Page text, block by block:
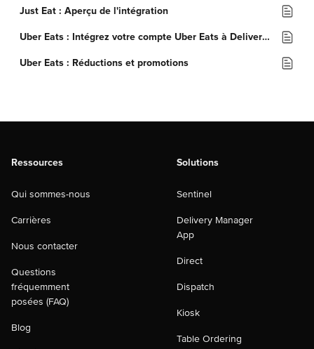
Just Eat : Aperçu de l'intégration
Uber Eats : Intégrez votre compte Uber Eats à Deliverect
Uber Eats : Réductions et promotions
Ressources
Qui sommes-nous
Carrières
Nous contacter
Questions
fréquemment
posées (FAQ)
Blog
Solutions
Sentinel
Delivery Manager
App
Direct
Dispatch
Kiosk
Table Ordering